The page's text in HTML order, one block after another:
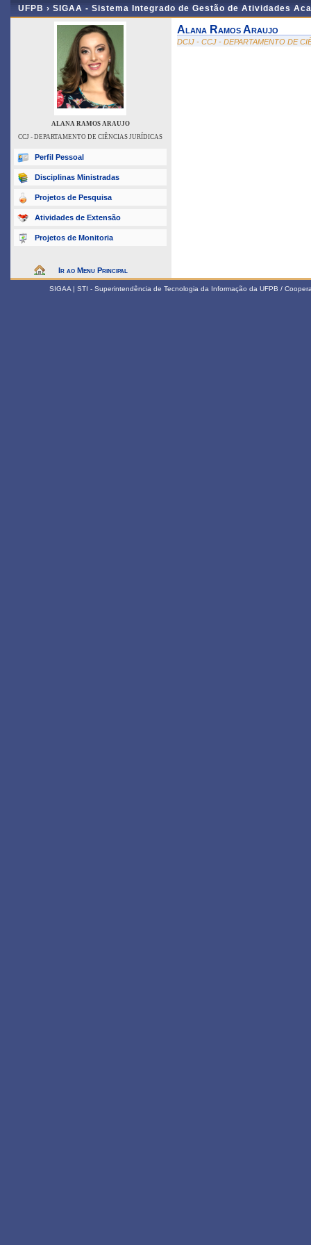
UFPB › SIGAA - Sistema Integrado de Gestão de Atividades
ALANA RAMOS ARAUJO
CCJ - DEPARTAMENTO DE CIÊNCIAS JURÍDICAS
Perfil Pessoal
Disciplinas Ministradas
Projetos de Pesquisa
Atividades de Extensão
Projetos de Monitoria
Ir ao Menu Principal
Alana Ramos Araujo
DCIJ - CCJ - DEPARTAMENTO DE
SIGAA | STI - Superintendência de Tecnologia da Informação da UFPB /